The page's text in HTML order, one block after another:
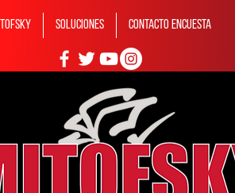
Soluciones Contacto Encuesta